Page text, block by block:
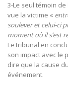
3-Le seul témoin de
vue la victime «
soulever et celui-ci
moment où il s’est
Le tribunal en
son impact avec le
dire que la cause
événement.